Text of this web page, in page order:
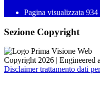
Pagina visualizzata 934
Sezione Copyright
Copyright 2026 | Engineered
Disclaimer trattamento dati